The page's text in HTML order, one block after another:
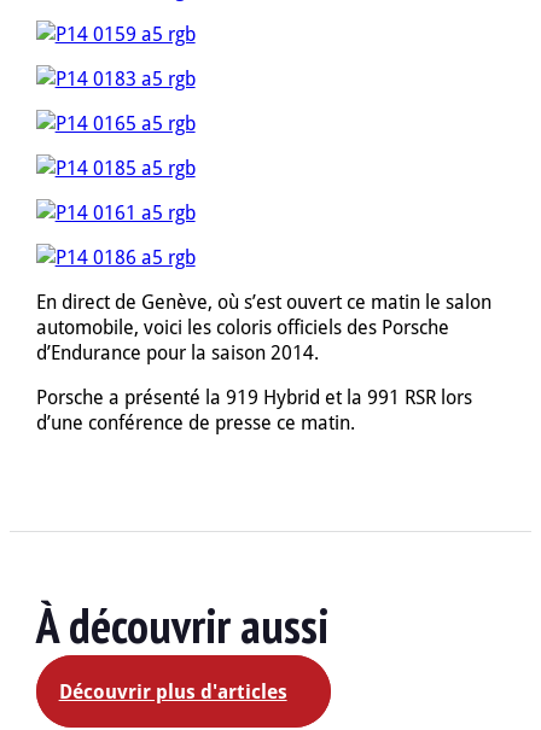
En direct de Genève, où s’est ouvert ce matin le salon
automobile, voici les coloris officiels des Porsche
d’Endurance pour la saison 2014.
Porsche a présenté la 919 Hybrid et la 991 RSR lors
d’une conférence de presse ce matin.
À découvrir aussi
Découvrir plus d'articles